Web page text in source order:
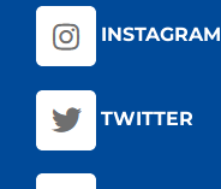
INSTAGRAM
TWITTER